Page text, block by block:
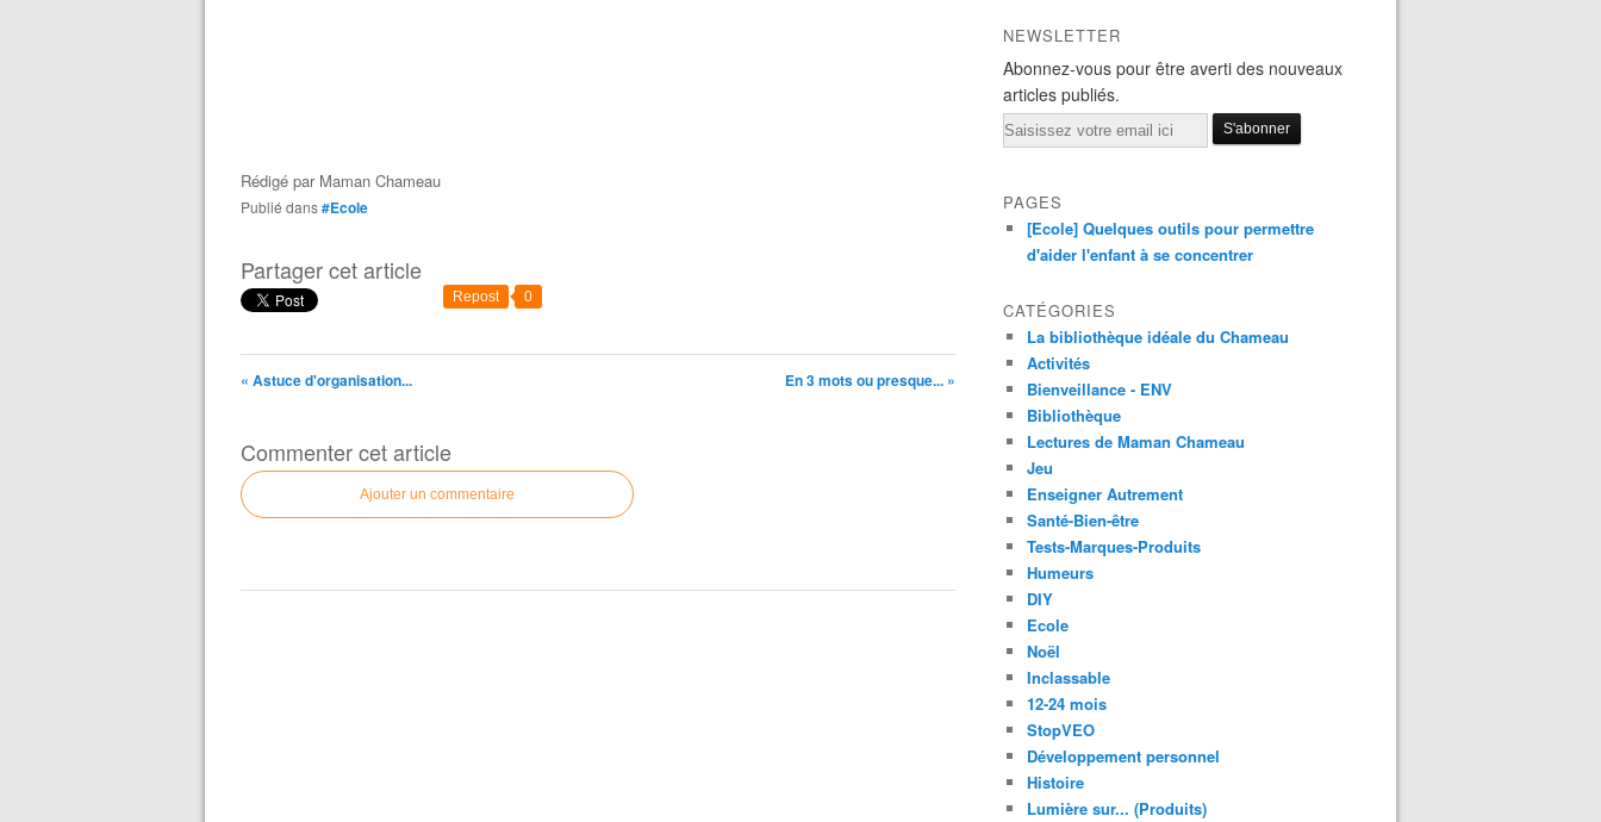
Rédigé par Maman Chameau
Publié dans#Ecole
Partager cet article
Repost 0
« Astuce d'organisation... En 3 mots ou presque... »
Commenter cet article
Ajouter un commentaire
NEWSLETTER
Abonnez-vous pour être averti des nouveaux
articles publiés.
Email
PAGES
[Ecole] Quelques outils pour permettre
d'aider l'enfant à se concentrer
CATÉGORIES
La bibliothèque idéale du Chameau
Activités
Bienveillance - ENV
Bibliothèque
Lectures de Maman Chameau
Jeu
Enseigner Autrement
Santé-Bien-être
Tests-Marques-Produits
Humeurs
DIY
Ecole
Noël
Inclassable
12-24 mois
StopVEO
Développement personnel
Histoire
Lumière sur... (Produits)